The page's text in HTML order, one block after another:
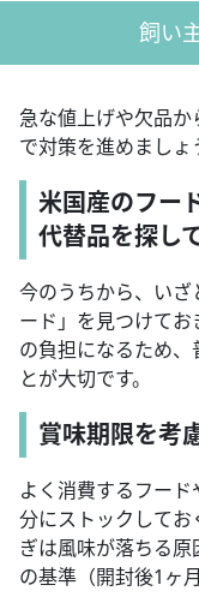
飼い
急な値上げや欠品
で対策を進めましょ
米国産のフー
代替品を探し
今のうちから、い
ード」を見つけて
の負担になるため
とが大切です。
賞味期限を考
よく消費するフー
分にストックしてお
ぎは風味が落ちる
の基準（開封後1ヶ